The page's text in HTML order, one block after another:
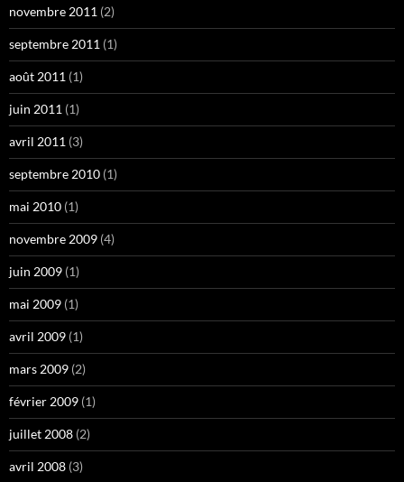
novembre 2011 (2)
septembre 2011 (1)
août 2011 (1)
juin 2011 (1)
avril 2011 (3)
septembre 2010 (1)
mai 2010 (1)
novembre 2009 (4)
juin 2009 (1)
mai 2009 (1)
avril 2009 (1)
mars 2009 (2)
février 2009 (1)
juillet 2008 (2)
avril 2008 (3)